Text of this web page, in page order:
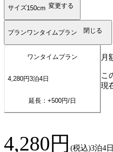
サイズ150cm 変更する
プランワンタイムプラン 閉じる
ワンタイムプラン
4,280円3泊4 日
延長：+500円/日
月
こ
現
4,280円 (税込)3泊4日